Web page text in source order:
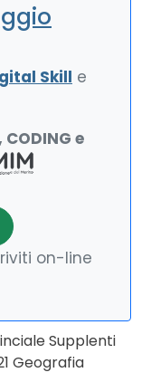
Skill e
CODING e
on-line
Supplenti
Geografia